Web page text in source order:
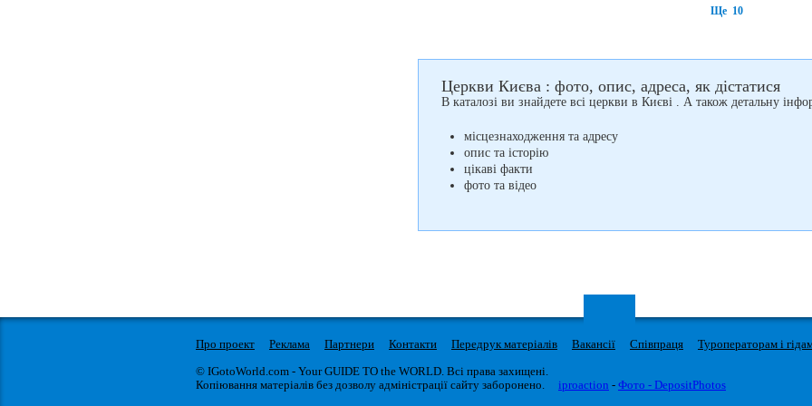
Ще 10
Церкви Києва : фото, опис, адреса, як дістатися
В каталозі ви знайдете всі церкви в Києві . А також детальну
місцезнаходження та адресу
опис та історію
цікаві факти
фото та відео
Про проект Реклама Партнери Контакти Передрук матеріалів Вакансії Співпраця Туроператорам і
© IGotoWorld.com - Your GUIDE TO the WORLD. Всі права захищені.
Копіювання матеріалів без дозволу адміністрації сайту заборонено.
iproaction - Фото - DepositPhotos